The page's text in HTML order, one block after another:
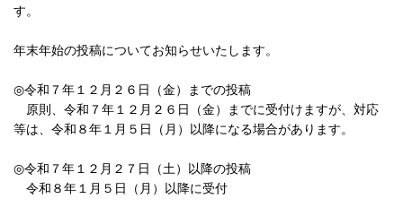
す。
年末年始の投稿についてお知らせいたします。
◎令和７年１２月２６日（金）までの投稿
原則、令和７年１２月２６日（金）までに受付けますが、対応
等は、令和８年１月５日（月）以降になる場合があります。
◎令和７年１２月２７日（土）以降の投稿
令和８年１月５日（月）以降に受付